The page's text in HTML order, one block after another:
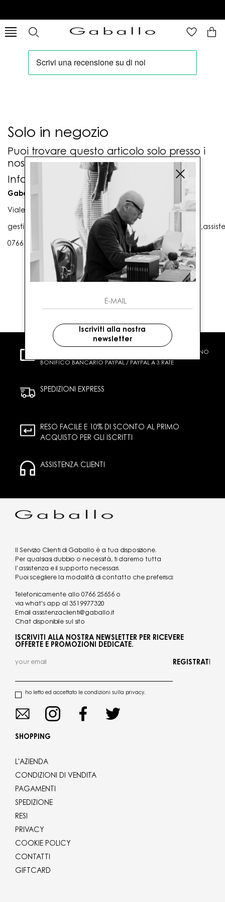
Solo in negozio
Puoi trovare questo articolo solo presso i
nostri punti vendita:
Info contatti
Gaballo Mario srl
Viale G. Matteotti n. 23 00053 Civitavecchia (RM)
0766 25656
CARTA DI CREDITO CONTRASSEGNO
BONIFICO BANCARIO PAYPAL / PAYPAL A 3 RATE
SPEDIZIONI EXPRESS
RESO FACILE E 10% DI SCONTO AL PRIMO
ACQUISTO PER GLI ISCRITTI
ASSISTENZA CLIENTI
Il Servizio Clienti di Gaballo è a tua disposizione.
Per qualsiasi dubbio o necessità, ti daremo tutta
l’assistenza e il supporto necessari.
Puoi scegliere la modalità di contatto che preferisci:
Telefonicamente allo 0766 25656 o
via what's app al 3519977320
Email assistenzaclienti@gaballo.it
Chat disponibile sul sito
ISCRIVITI ALLA NOSTRA NEWSLETTER PER RICEVERE
OFFERTE E PROMOZIONI DEDICATE.
ho letto ed accettato le condizioni sulla privacy.
REGISTRATI
SHOPPING
L'AZIENDA
CONDIZIONI DI VENDITA
PAGAMENTI
SPEDIZIONE
RESI
PRIVACY
COOKIE POLICY
CONTATTI
GIFTCARD
Iscriviti alla nostra
newsletter